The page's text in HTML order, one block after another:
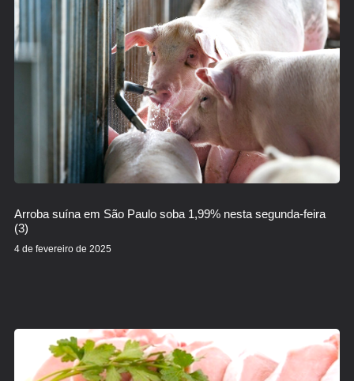
Arroba suína em São Paulo soba 1,99% nesta segunda-feira
(3)
4 de fevereiro de 2025